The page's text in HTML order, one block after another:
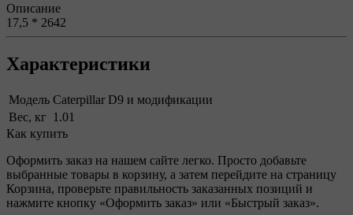
Описание
17,5 * 2642
Характеристики
Модель Caterpillar D9 и модификации
Вес, кг
1.01
Как купить
Оформить заказ на нашем сайте легко. Просто добавьте
выбранные товары в корзину, а затем перейдите на страницу
Корзина, проверьте правильность заказанных позиций и
нажмите кнопку «Оформить заказ» или «Быстрый заказ».